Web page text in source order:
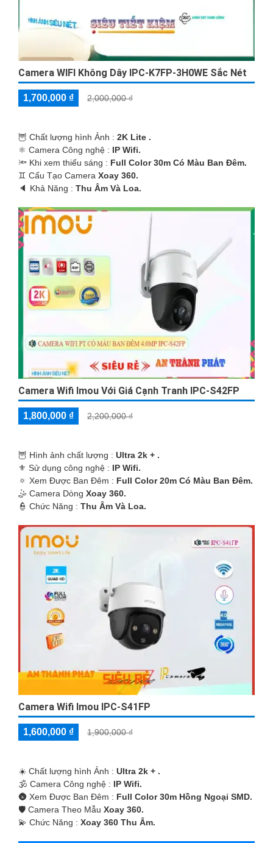
Camera WIFI Không Dây IPC-K7FP-3H0WE Sắc Nét
1,700,000 ₫ 2,000,000 ₫
🦉 Chất lượng hình Ảnh : 2K Lite .
⚛️ Camera Công nghệ : IP Wifi.
🔦 Khi xem thiếu sáng : Full Color 30m Có Màu Ban Ðêm.
♊ Cấu Tạo Camera Xoay 360.
️🔈 Khả Năng : Thu Âm Và Loa.
Camera Wifi Imou Với Giá Cạnh Tranh IPC-S42FP
1,800,000 ₫ 2,200,000 ₫
🦉 Hình ảnh chất lượng : Ultra 2k + .
⚜️ Sử dụng công nghệ : IP Wifi.
🔅 Xem Được Ban Đêm : Full Color 20m Có Màu Ban Ðêm.
🤹 Camera Dòng Xoay 360.
️👮 Chức Năng : Thu Âm Và Loa.
Camera Wifi Imou IPC-S41FP
1,600,000 ₫ 1,900,000 ₫
☀️ Chất lượng hình Ảnh : Ultra 2k + .
🕉️ Camera Công nghệ : IP Wifi.
🌚 Xem Được Ban Đêm : Full Color 30m Hồng Ngoại SMD.
🛡 Camera Theo Mẫu Xoay 360.
️💫 Chức Năng : Xoay 360 Thu Âm.